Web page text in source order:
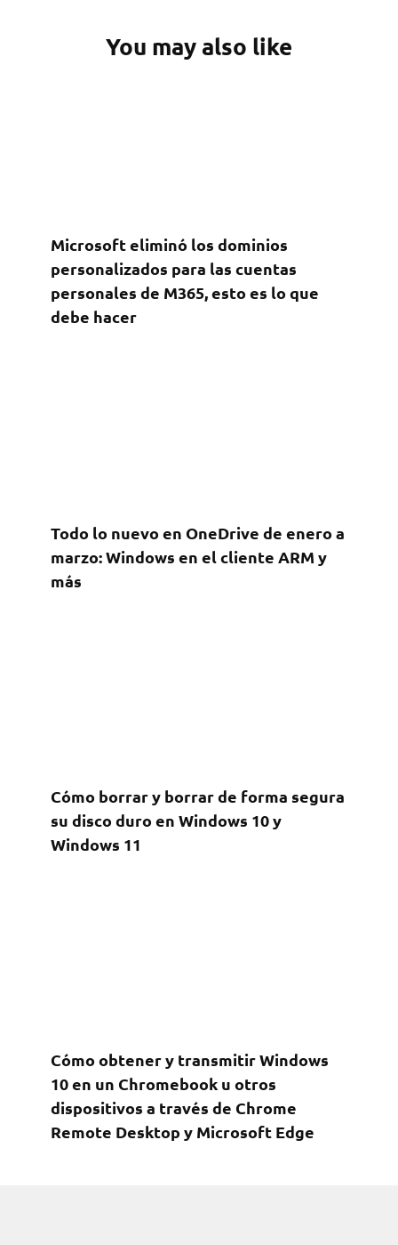
You may also like
Microsoft eliminó los dominios
personalizados para las cuentas
personales de M365, esto es lo que
debe hacer
Todo lo nuevo en OneDrive de enero a
marzo: Windows en el cliente ARM y
más
Cómo borrar y borrar de forma segura
su disco duro en Windows 10 y
Windows 11
Cómo obtener y transmitir Windows
10 en un Chromebook u otros
dispositivos a través de Chrome
Remote Desktop y Microsoft Edge